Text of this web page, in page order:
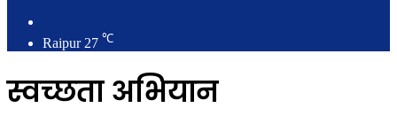
for
Raipur 27 ℃
स्वच्छता अभियान